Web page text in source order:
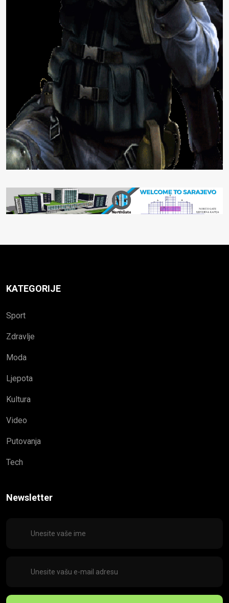
KATEGORIJE
Sport
Zdravlje
Moda
Ljepota
Kultura
Video
Putovanja
Tech
Newsletter